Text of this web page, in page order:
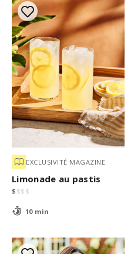
EXCLUSIVITÉ MAGAZINE
Limonade au pastis
$ $$ $
10 min